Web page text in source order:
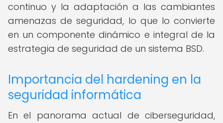
continuo y la adaptación a las cambiantes
amenazas de seguridad, lo que lo convierte
en un componente dinámico e integral de la
estrategia de seguridad de un sistema BSD.
Importancia del hardening en la
seguridad informática
En el panorama actual de ciberseguridad,